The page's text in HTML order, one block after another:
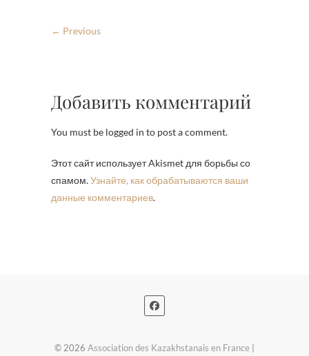
← Previous
Добавить комментарий
You must be logged in to post a comment.
Этот сайт использует Akismet для борьбы со
спамом.Узнайте, как обрабатываются ваши
данные комментариев.
© 2026 Association des Kazakhstanais en France